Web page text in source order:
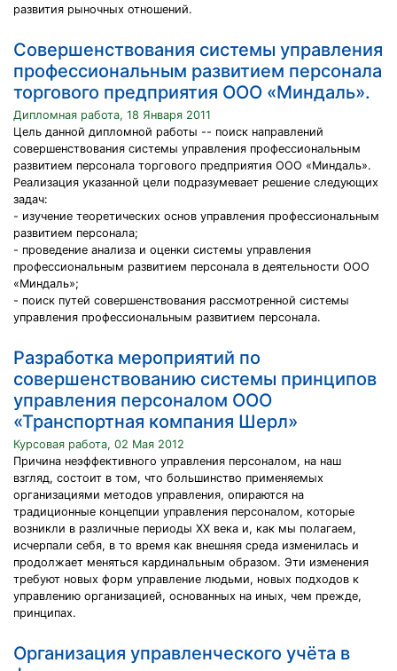
развития рыночных отношений.
Cовершенствования системы управления
профессиональным развитием персонала
торгового предприятия ООО «Миндаль».
Дипломная работа, 18 Января 2011
Цель данной дипломной работы -- поиск направлений
совершенствования системы управления профессиональным
развитием персонала торгового предприятия ООО «Миндаль».
Реализация указанной цели подразумевает решение следующих
задач:
- изучение теоретических основ управления профессиональным
развитием персонала;
- проведение анализа и оценки системы управления
профессиональным развитием персонала в деятельности ООО
«Миндаль»;
- поиск путей совершенствования рассмотренной системы
управления профессиональным развитием персонала.
Разработка мероприятий по
совершенствованию системы принципов
управления персоналом ООО
«Транспортная компания Шерл»
Курсовая работа, 02 Мая 2012
Причина неэффективного управления персоналом, на наш
взгляд, состоит в том, что большинство применяемых
организациями методов управления, опираются на
традиционные концепции управления персоналом, которые
возникли в различные периоды XX века и, как мы полагаем,
исчерпали себя, в то время как внешняя среда изменилась и
продолжает меняться кардинальным образом. Эти изменения
требуют новых форм управление людьми, новых подходов к
управлению организацией, основанных на иных, чем прежде,
принципах.
Организация управленческого учёта в